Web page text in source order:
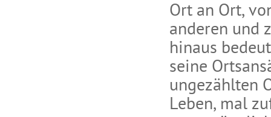
Ort an Ort,
anderen und
hinaus
seine
ungezählten
Leben, mal